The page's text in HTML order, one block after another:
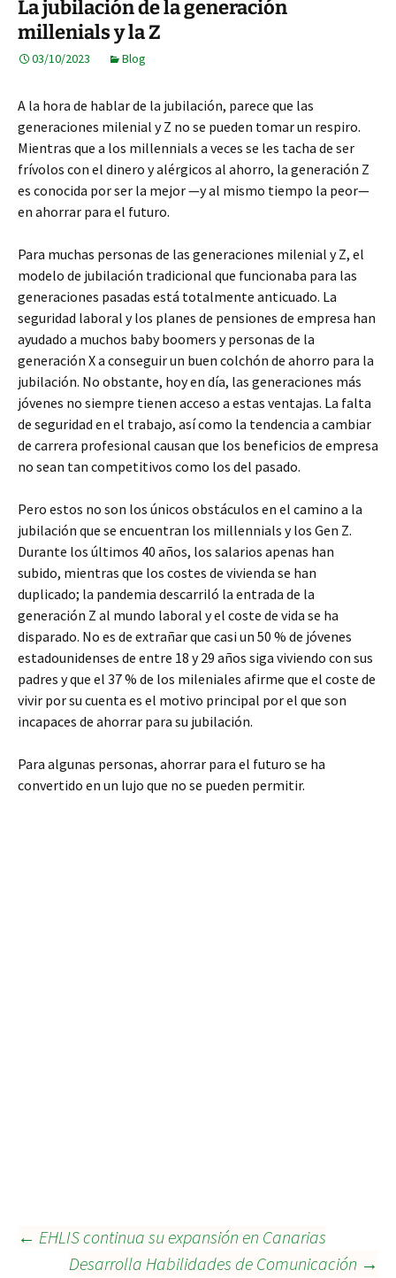
La jubilación de la generación
millenials y la Z
03/10/2023 Blog
A la hora de hablar de la jubilación, parece que las
generaciones milenial y Z no se pueden tomar un respiro.
Mientras que a los millennials a veces se les tacha de ser
frívolos con el dinero y alérgicos al ahorro, la generación Z
es conocida por ser la mejor —y al mismo tiempo la peor—
en ahorrar para el futuro.
Para muchas personas de las generaciones milenial y Z, el
modelo de jubilación tradicional que funcionaba para las
generaciones pasadas está totalmente anticuado. La
seguridad laboral y los planes de pensiones de empresa han
ayudado a muchos baby boomers y personas de la
generación X a conseguir un buen colchón de ahorro para la
jubilación. No obstante, hoy en día, las generaciones más
jóvenes no siempre tienen acceso a estas ventajas. La falta
de seguridad en el trabajo, así como la tendencia a cambiar
de carrera profesional causan que los beneficios de empresa
no sean tan competitivos como los del pasado.
Pero estos no son los únicos obstáculos en el camino a la
jubilación que se encuentran los millennials y los Gen Z.
Durante los últimos 40 años, los salarios apenas han
subido, mientras que los costes de vivienda se han
duplicado; la pandemia descarriló la entrada de la
generación Z al mundo laboral y el coste de vida se ha
disparado. No es de extrañar que casi un 50 % de jóvenes
estadounidenses de entre 18 y 29 años siga viviendo con sus
padres y que el 37 % de los mileniales afirme que el coste de
vivir por su cuenta es el motivo principal por el que son
incapaces de ahorrar para su jubilación.
Para algunas personas, ahorrar para el futuro se ha
convertido en un lujo que no se pueden permitir.
Navegación
← EHLIS continua su expansión en Canarias
Desarrolla Habilidades de Comunicación →